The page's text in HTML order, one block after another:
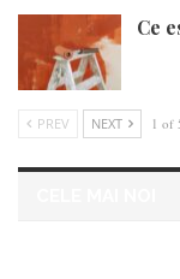
Ce
PREV NEXT 1 of